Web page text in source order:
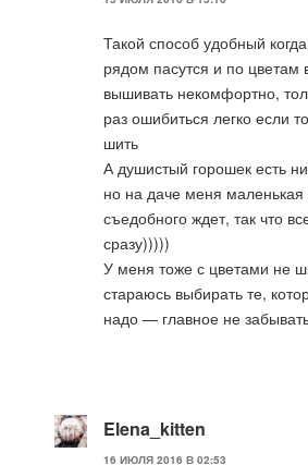
Такой способ удобный
рядом пасутся и по цветам
вышивать некомфортно,
раз ошибиться легко если
шить
А душистый горошек есть
но на даче меня маленькая
съедобного ждет, так что
сразу)))))
У меня тоже с цветами не
стараюсь выбирать те,
надо — главное не
Elena_kitten
16 ИЮЛЯ 2016 В 02:53